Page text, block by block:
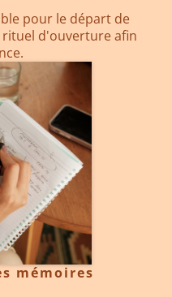
pour le départ de
rituel d'ouverture afin
mémoires